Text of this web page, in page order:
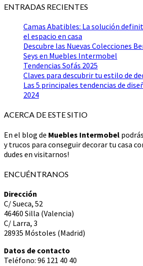
ENTRADAS RECIENTES
Camas Abatibles: La solución
el espacio en casa
Descubre las Nuevas Colecciones
Seys en Muebles Intermobel
Tendencias Sofás 2025
Claves para descubrir tu estilo de
Las 5 principales tendencias de
2024
ACERCA DE ESTE SITIO
En el blog de Muebles Intermobel
y trucos para conseguir decorar tu casa
dudes en visitarnos!
ENCUÉNTRANOS
Dirección
C/ Sueca, 52
46460 Silla (Valencia)
C/ Larra, 3
28935 Móstoles (Madrid)
Datos de contacto
Teléfono: 96 121 40 40